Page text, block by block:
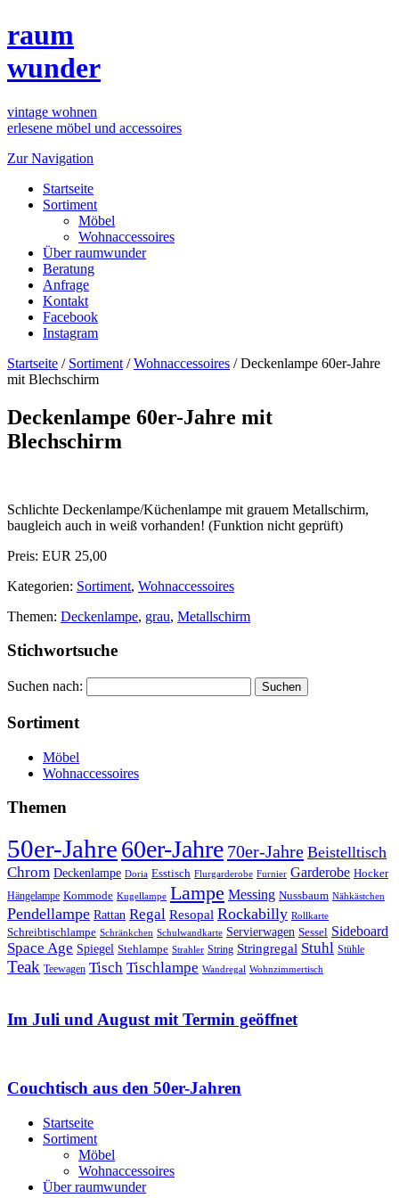
raum
wunder
vintage wohnen
erlesene möbel und accessoires
Zur Navigation
Startseite
Sortiment
Möbel
Wohnaccessoires
Über raumwunder
Beratung
Anfrage
Kontakt
Facebook
Instagram
Startseite / Sortiment /Wohnaccessoires /Deckenlampe 60er-Jahre
mit Blechschirm
Deckenlampe 60er-Jahre mit
Blechschirm
Schlichte Deckenlampe/Küchenlampe mit grauem Metallschirm,
baugleich auch in weiß vorhanden! (Funktion nicht geprüft)
Preis: EUR 25,00
Kategorien: Sortiment, Wohnaccessoires
Themen: Deckenlampe, grau, Metallschirm
Stichwortsuche
Suchen nach:
Sortiment
Möbel
Wohnaccessoires
Themen
50er-Jahre60er-Jahre 70er-Jahre Beistelltisch
Chrom Deckenlampe Doria Esstisch Flurgarderobe Furnier Garderobe Hocker
Hängelampe Kommode Kugellampe Lampe Messing Nussbaum Nähkästchen
Pendellampe Rattan Regal Resopal Rockabilly Rollkarte
Schreibtischlampe Schränkchen Schulwandkarte Servierwagen Sessel Sideboard
Space Age Spiegel Stehlampe Strahler String Stringregal Stuhl Stühle
Teak Teewagen Tisch Tischlampe Wandregal Wohnzimmertisch
Im Juli und August mit Termin geöffnet
Couchtisch aus den 50er-Jahren
Startseite
Sortiment
Möbel
Wohnaccessoires
Über raumwunder